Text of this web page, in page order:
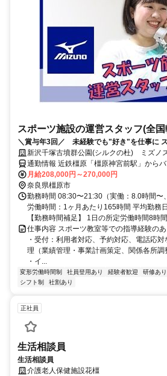
スポーツ施設の運営スタッフ(全
＼賞与年3回／ 未経験でも"好き"を仕事に
す 【全国転勤あり】
新沢千塚古墳群公園(シルクの杜) ミズノ
通勤情報 近鉄橿原「橿原神宮前駅」から
下車すぐ
月給208,000円～270,000円
奈良県橿原市
勤務時間 08:30〜21:30（実働：8.0時間〜
労働時間：1ヶ月あたり165時間 平均勤務
【勤務時間補足】 1日の所定労働時間8時
仕事内容 スポーツ教室等での指導経験の
・受付：利用者対応、予約対応、電話応
理（業績管理・事業計画策定、関係各所
・イ...
変形労働時間制 社員登用あり 経験者歓迎 研修あり
シフト制
社割あり
正社員
生活相談員
生活相談員
介護老人保健施設花橿